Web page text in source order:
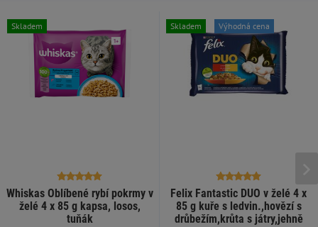
Whiskas Oblíbené rybí pokrmy v
želé 4 x 85 g kapsa, losos,
tuňák
Skladem
Felix Fantastic DUO v želé 4 x
85 g kuře s ledvin.,hovězí s
drůbežím,krůta s játry,jehně
Skladem Výhodná cena